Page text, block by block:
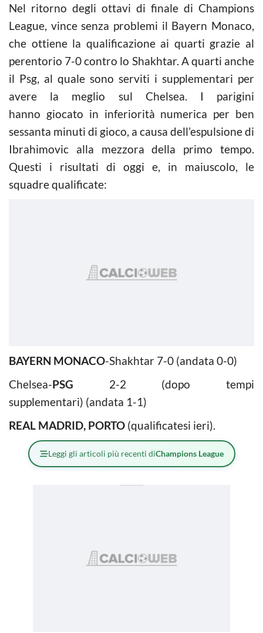
Nel ritorno degli ottavi di finale di Champions
League, vince senza problemi il Bayern Monaco,
che ottiene la qualificazione ai quarti grazie al
perentorio 7-0 contro lo Shakhtar. A quarti anche
il Psg, al quale sono serviti i supplementari per
avere la meglio sul Chelsea. I parigini
hanno giocato in inferiorità numerica per ben
sessanta minuti di gioco, a causa dell’espulsione di
Ibrahimovic alla mezzora della primo tempo.
Questi i risultati di oggi e, in maiuscolo, le
squadre qualificate:
BAYERN MONACO-Shakhtar 7-0 (andata 0-0)
Chelsea-PSG 2-2 (dopo tempi
supplementari) (andata 1-1)
REAL MADRID, PORTO (qualificatesi ieri).
Leggi gli articoli più recenti diChampions League